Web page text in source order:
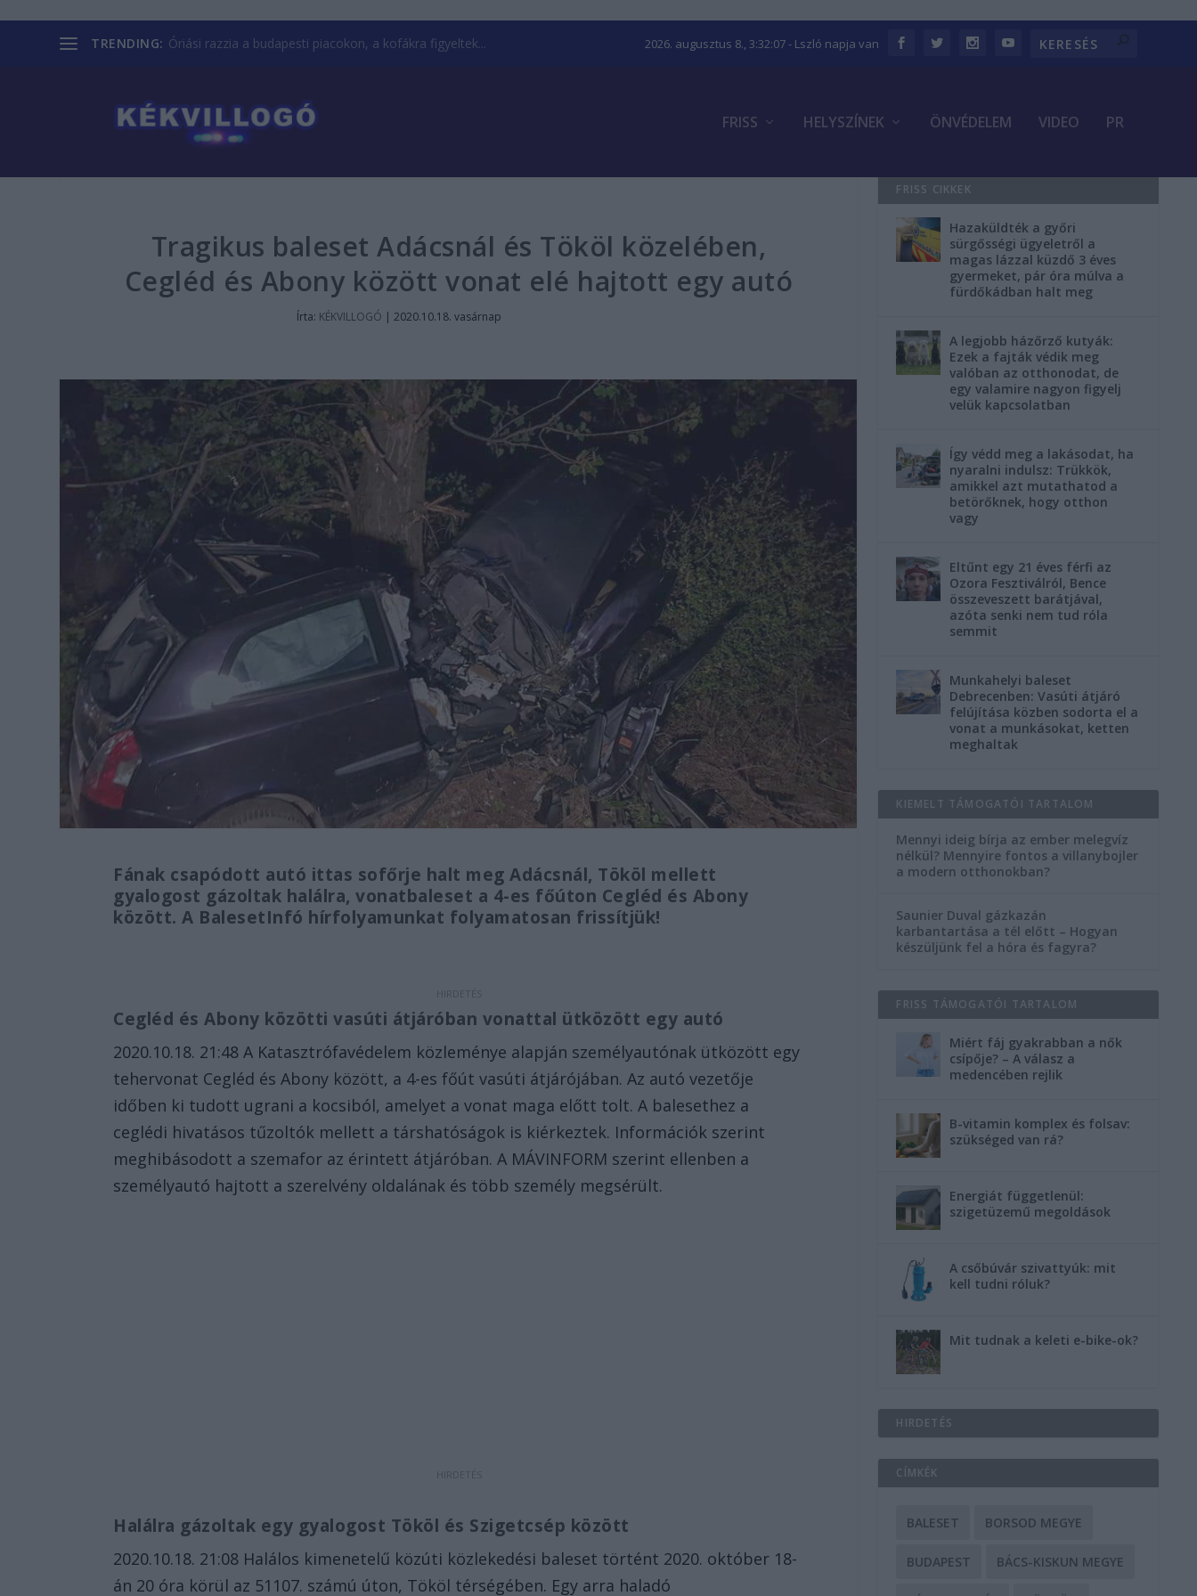
TRENDING: Óriási razzia a budapesti piacokon, a kofákra figyeltek... 2026. augusztus 8., 3:32:08- Lszló napja van
FRISS HELYSZÍNEK ÖNVÉDELEM VIDEO PR
Tragikus baleset Adácsnál és Tököl közelében,
Cegléd és Abony között vonat elé hajtott egy autó
Írta: KÉKVILLOGÓ |2020.10.18. vasárnap
Fának csapódott autó ittas sofőrje halt meg Adácsnál, Tököl mellett
gyalogost gázoltak halálra, vonatbaleset a 4-es főúton Cegléd és Abony
között. A BalesetInfó hírfolyamunkat folyamatosan frissítjük!
Cegléd és Abony közötti vasúti átjáróban vonattal ütközött egy autó
2020.10.18. 21:48 A Katasztrófavédelem közleménye alapján személyautónak ütközött egy
tehervonat Cegléd és Abony között, a 4-es főút vasúti átjárójában. Az autó vezetője
időben ki tudott ugrani a kocsiból, amelyet a vonat maga előtt tolt. A balesethez a
ceglédi hivatásos tűzoltók mellett a társhatóságok is kiérkeztek. Információk szerint
meghibásodott a szemafor az érintett átjáróban. A MÁVINFORM szerint ellenben a
személyautó hajtott a szerelvény oldalának és több személy megsérült.
Halálra gázoltak egy gyalogost Tököl és Szigetcsép között
2020.10.18. 21:08 Halálos kimenetelű közúti közlekedési baleset történt 2020. október 18-
án 20 óra körül az 51107. számú úton, Tököl térségében. Egy arra haladó
FRISS CIKKEK
Hazaküldték a győri
sürgősségi ügyeletről a
magas lázzal küzdő 3 éves
gyermeket, pár óra múlva a
fürdőkádban halt meg
A legjobb házőrző kutyák:
Ezek a fajták védik meg
valóban az otthonodat, de
egy valamire nagyon figyelj
velük kapcsolatban
Így védd meg a lakásodat, ha
nyaralni indulsz: Trükkök,
amikkel azt mutathatod a
betörőknek, hogy otthon
vagy
Eltűnt egy 21 éves férfi az
Ozora Fesztiválról, Bence
összeveszett barátjával,
azóta senki nem tud róla
semmit
Munkahelyi baleset
Debrecenben: Vasúti átjáró
felújítása közben sodorta el a
vonat a munkásokat, ketten
meghaltak
KIEMELT TÁMOGATÓI TARTALOM
Mennyi ideig bírja az ember melegvíz
nélkül? Mennyire fontos a villanybojler
a modern otthonokban?
Saunier Duval gázkazán
karbantartása a tél előtt – Hogyan
készüljünk fel a hóra és fagyra?
FRISS TÁMOGATÓI TARTALOM
Miért fáj gyakrabban a nők
csípője? – A válasz a
medencében rejlik
B-vitamin komplex és folsav:
szükséged van rá?
Energiát függetlenül:
szigetüzemű megoldások
A csőbúvár szivattyúk: mit
kell tudni róluk?
Mit tudnak a keleti e-bike-ok?
HIRDETÉS
CÍMKÉK
BALESET BORSOD MEGYE
BUDAPEST BÁCS-KISKUN MEGYE